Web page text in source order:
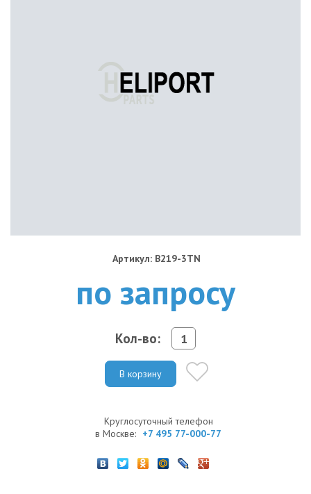
Артикул: B219-3TN
по запросу
Кол-во:
В корзину
Круглосуточный телефон
в Москве: +7 495 77-000-77